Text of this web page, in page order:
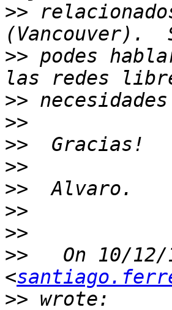
>>
>> podes
>>
>>
>>
>>
>>
>>
>>
>>
On 10/
<
>>